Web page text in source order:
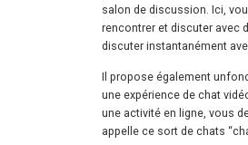
salon de discussion. Ici,
rencontrer et discuter avec
discuter instantanément
Il propose également
une expérience de chat
une activité en ligne, vous
appelle ce sort de chats